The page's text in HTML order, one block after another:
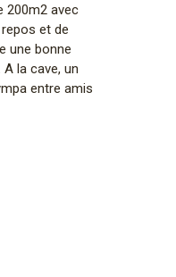
200m2 avec
et de
une bonne
la cave, un
entre amis